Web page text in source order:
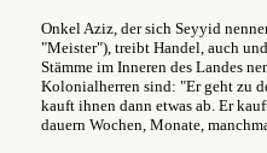
Onkel Aziz, der sich Seyyid
"Meister"), treibt Handel, auch
Stämme im Inneren des Landes
Kolonialherren sind: "Er geht zu
kauft ihnen dann etwas ab. Er
dauern Wochen, Monate,